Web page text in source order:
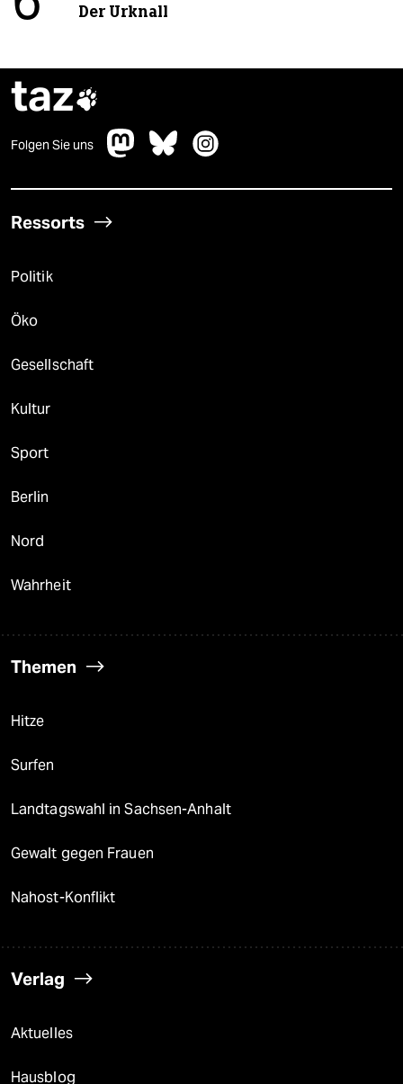
Der Urknall
taz
Folgen Sie uns
Ressorts
Politik
Öko
Gesellschaft
Kultur
Sport
Berlin
Nord
Wahrheit
Themen
Hitze
Surfen
Landtagswahl in Sachsen-Anhalt
Gewalt gegen Frauen
Nahost-Konflikt
Verlag
Aktuelles
Hausblog